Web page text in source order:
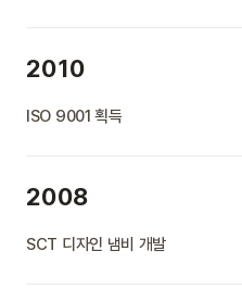
2010
ISO 9001 획득
2008
SCT 디자인 냄비 개발